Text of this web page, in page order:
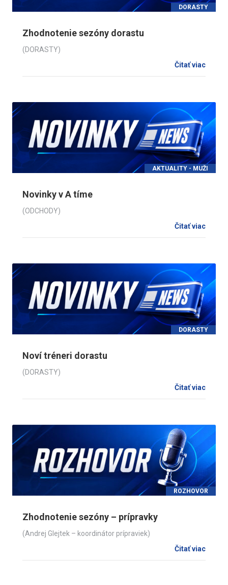
DORASTY
Zhodnotenie sezóny dorastu
(DORASTY)
Čitať viac
AKTUALITY - MUŽI
Novinky v A tíme
(ODCHODY)
Čitať viac
DORASTY
Noví tréneri dorastu
(DORASTY)
Čitať viac
ROZHOVOR
Zhodnotenie sezóny – prípravky
(Andrej Glejtek – koordinátor prípraviek)
Čitať viac